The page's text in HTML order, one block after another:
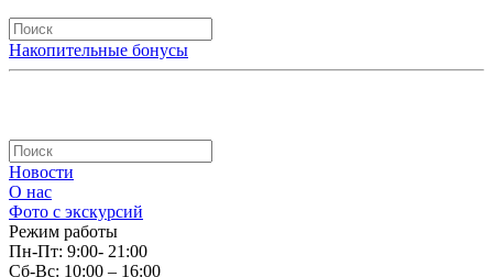
Накопительные бонусы
Новости
О нас
Фото с экскурсий
Режим работы
Пн-Пт: 9:00- 21:00
Сб-Вс: 10:00 – 16:00